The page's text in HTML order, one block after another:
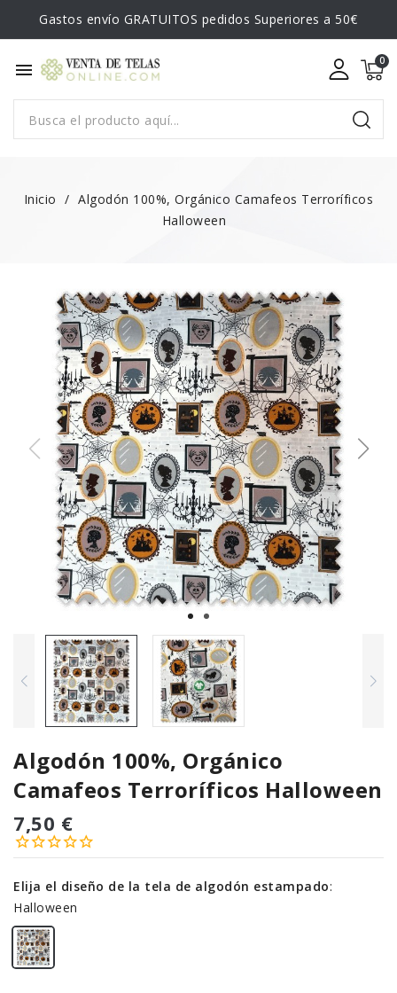
Gastos envío GRATUITOS pedidos Superiores a 50€
menu
Inicio
Algodón 100%, Orgánico Camafeos Terroríficos
Halloween
Algodón 100%, Orgánico
Camafeos Terroríficos Halloween
7,50 €
Elija el diseño de la tela de algodón estampado:
Halloween